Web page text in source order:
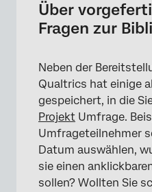
Hinzufügen einer
Bibliothek
Verfügbare
Zertifizierte Fragen
Zertifizierte
Zertifizierte Fragen,
Hervorhebungen
Über
Fragen zur
Neben der
Qualtrics hat einige
gespeichert, in die
Projekt Umfrage.
Umfrageteilnehmer
Datum auswählen,
sie einen
sollen? Wollten Sie